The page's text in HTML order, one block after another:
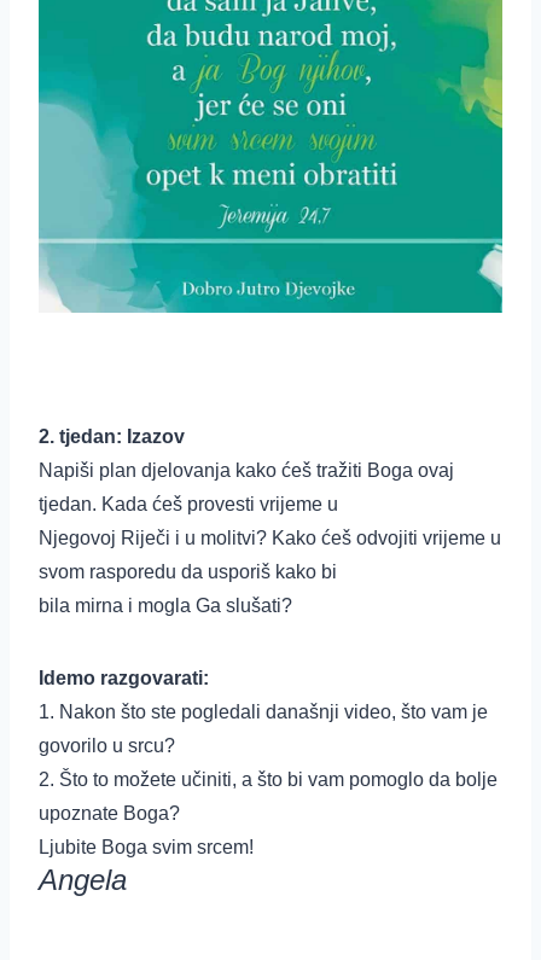
2. tjedan: Izazov
Napiši plan djelovanja kako ćeš tražiti Boga ovaj
tjedan. Kada ćeš provesti vrijeme u
Njegovoj Riječi i u molitvi? Kako ćeš odvojiti vrijeme u
svom rasporedu da usporiš kako bi
bila mirna i mogla Ga slušati?
Idemo razgovarati:
1. Nakon što ste pogledali današnji video, što vam je
govorilo u srcu?
2. Što to možete učiniti, a što bi vam pomoglo da bolje
upoznate Boga?
Ljubite Boga svim srcem!
Angela